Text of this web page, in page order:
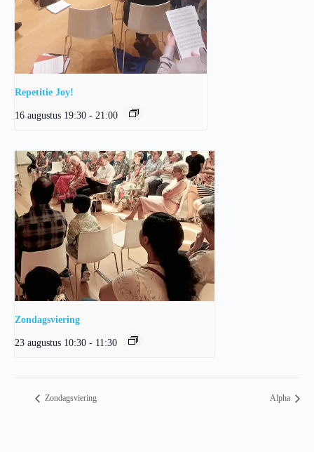
Repetitie Joy!
16 augustus 19:30 - 21:00
Zondagsviering
23 augustus 10:30 - 11:30
Zondagsviering Alpha